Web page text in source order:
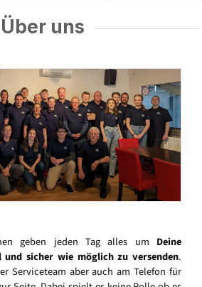
Über uns
geben jeden Tag alles um Deine
und sicher wie möglich zu versenden.
Serviceteam aber auch am Telefon für